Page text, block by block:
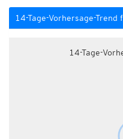
14-Tage-Vorhersage-Trend
14-Tage-